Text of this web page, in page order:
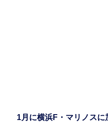
1月に横浜F・マリノスに